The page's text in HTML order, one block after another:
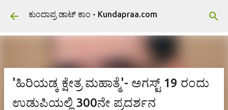
ವಿಷಯಕ್ಕೆ ಹೋಗಿ
ಕುಂದಾಪ್ರ ಡಾಟ್ ಕಾಂ - Kundapraa.com
'ಹಿರಿಯಡ್ಕ ಕ್ಷೇತ್ರ ಮಹಾತ್ಮೆ'- ಅಗಸ್ಟ್ 19 ರಂದು
ಉಡುಪಿಯಲ್ಲಿ 300ನೇ ಪ್ರದರ್ಶನ